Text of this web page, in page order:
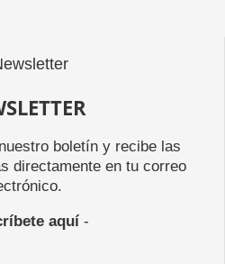
boletín y recibe las
directamente en tu correo
aquí-